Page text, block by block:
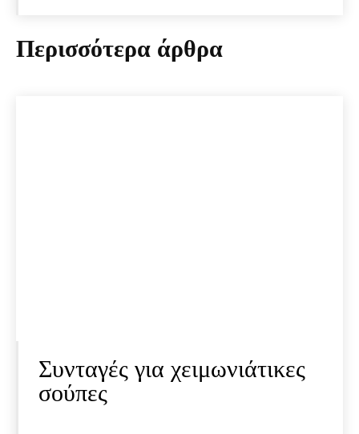
Περισσότερα άρθρα
Συνταγές για χειμωνιάτικες
σούπες